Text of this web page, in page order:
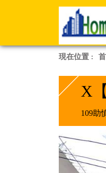
現在位置 :
X
109助